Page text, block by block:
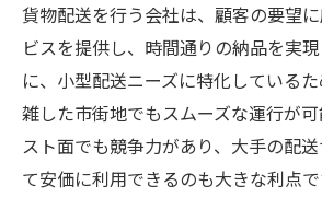
貨物配送を行う会社は、顧客の要望
ビスを提供し、時間通りの納品を実
に、小型配送ニーズに特化している
雑した市街地でもスムーズな運行が
スト面でも競争力があり、大手の配
て安価に利用できるのも大きな利点